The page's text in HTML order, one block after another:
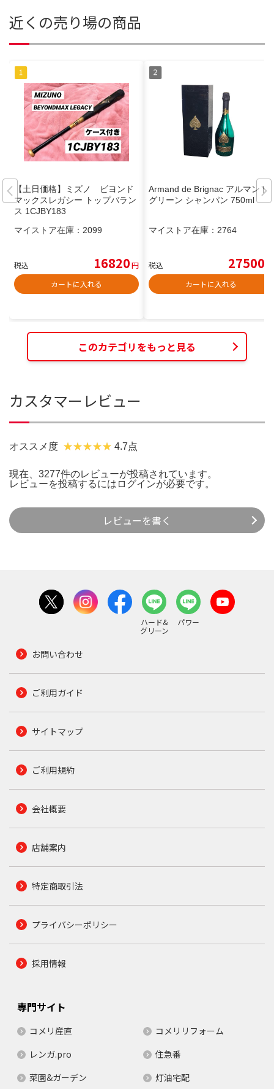
近くの売り場の商品
【土日価格】ミズノ ビヨンド
マックスレガシー トップバラン
ス 1CJBY183
マイストア在庫： 2099
税込 16820円
カートに入れる
Armand de Brignac アルマンド
グリーン シャンパン 750ml
マイストア在庫： 2764
税込 27500
カートに入れる
このカテゴリをもっと見る
カスタマーレビュー
オススメ度 4.7点
現在、3277件のレビューが投稿されています。
レビューを投稿するには ログインが必要です。
レビューを書く
ハード&
グリーン
パワー
お問い合わせ
ご利用ガイド
サイトマップ
ご利用規約
会社概要
店舗案内
特定商取引法
プライバシーポリシー
採用情報
専門サイト
コメリ産直
コメリリフォーム
レンガ.pro
住急番
菜園&ガーデン
灯油宅配